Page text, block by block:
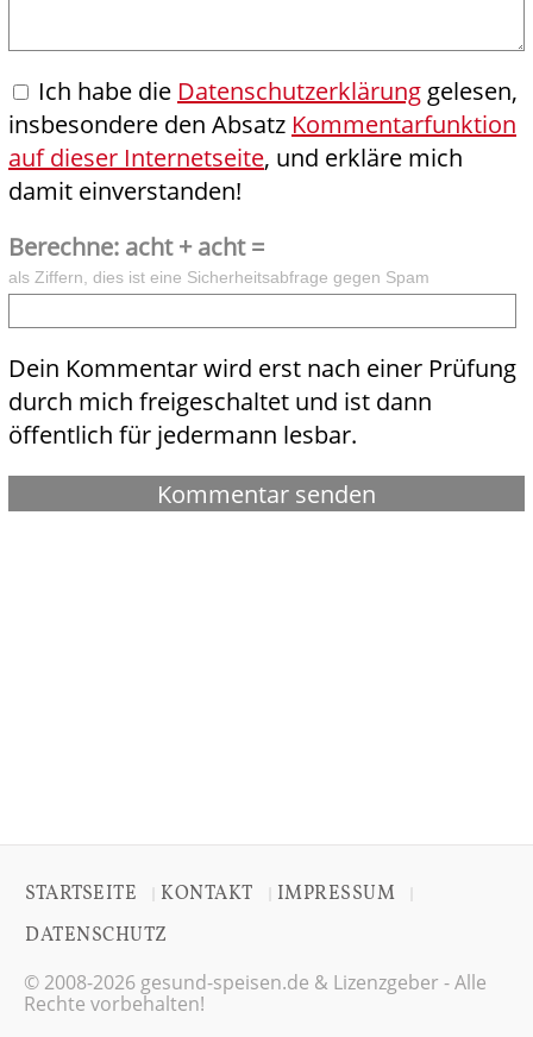
Ich habe die Datenschutzerklärung gelesen,
insbesondere den Absatz Kommentarfunktion
auf dieser Internetseite, und erkläre mich
damit einverstanden!
Berechne: acht + acht =
als Ziffern, dies ist eine Sicherheitsabfrage gegen Spam
Dein Kommentar wird erst nach einer Prüfung
durch mich freigeschaltet und ist dann
öffentlich für jedermann lesbar.
STARTSEITE KONTAKT IMPRESSUM
DATENSCHUTZ
© 2008-2026 gesund-speisen.de & Lizenzgeber - Alle
Rechte vorbehalten!